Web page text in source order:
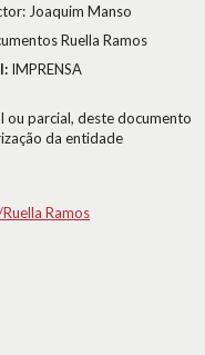
Joaquim Manso
Ruella Ramos
IMPRENSA
ou parcial, deste documento
da entidade
Ramos